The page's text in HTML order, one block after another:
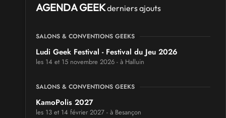
AGENDA GEEKderniers ajouts
SALONS & CONVENTIONS GEEKS
Ludi Geek Festival - Festival du Jeu 2026
les 14 et 15 novembre 2026 - à Halluin
SALONS & CONVENTIONS GEEKS
KamoPolis 2027
les 13 et 14 février 2027 - à Besançon